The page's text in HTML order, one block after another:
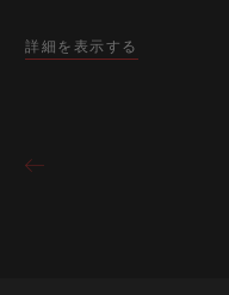
詳細を表示する